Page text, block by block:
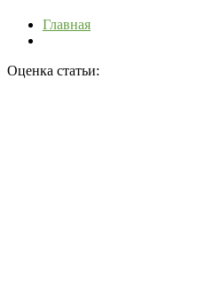
Главная
Оценка статьи: